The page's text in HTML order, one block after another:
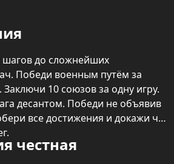
до сложнейших
Победи военным путём за
10 союзов за одну игру.
десантом. Победи не объявив
все достижения и докажи что
честная